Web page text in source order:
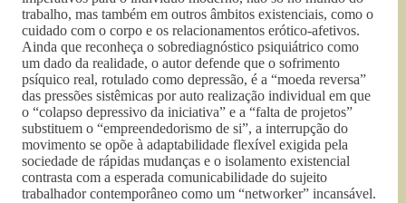
trabalho, mas também em outros âmbitos existenciais, como o
cuidado com o corpo e os relacionamentos erótico-afetivos.
Ainda que reconheça o sobrediagnóstico psiquiátrico como
um dado da realidade, o autor defende que o sofrimento
psíquico real, rotulado como depressão, é a “moeda reversa”
das pressões sistêmicas por auto realização individual em que
o “colapso depressivo da iniciativa” e a “falta de projetos”
substituem o “empreendedorismo de si”, a interrupção do
movimento se opõe à adaptabilidade flexível exigida pela
sociedade de rápidas mudanças e o isolamento existencial
contrasta com a esperada comunicabilidade do sujeito
trabalhador contemporâneo como um “networker” incansável.